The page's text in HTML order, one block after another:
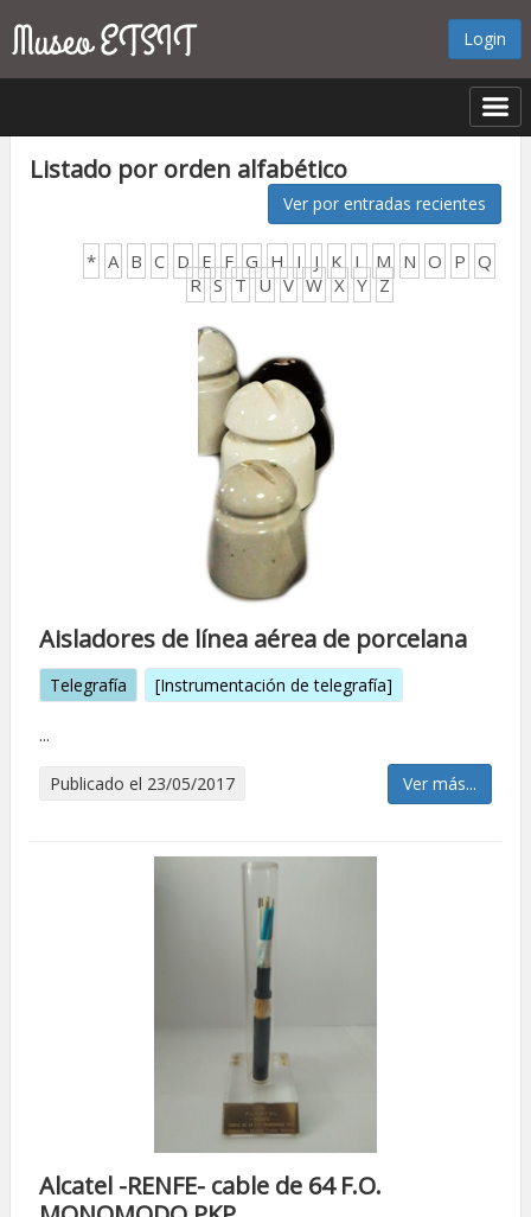
Login
Listado por orden alfabético
Ver por entradas recientes
* A B C D E F G H I J K L M N O P Q
R S T U V W X Y Z
Aisladores de línea aérea de porcelana
Telegrafía [Instrumentación de telegrafía]
...
Publicado el 23/05/2017 Ver más...
Alcatel -RENFE- cable de 64 F.O.